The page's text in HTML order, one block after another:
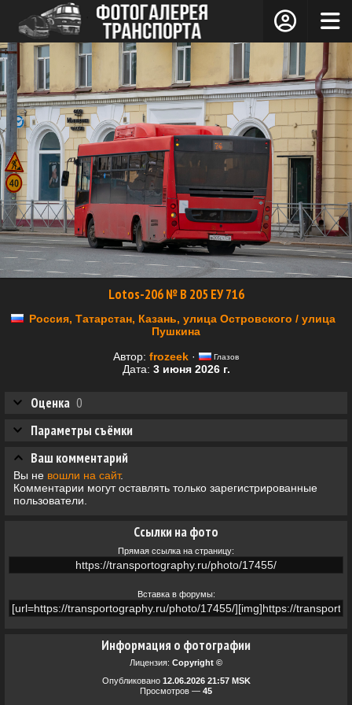
Lotos-206 № В 205 ЕУ 716
Россия, Татарстан, Казань, улица Островского / улица
Пушкина
Автор: frozeek · Глазов
Дата: 3 июня 2026 г.
Информация о фотографии
Лицензия: Copyright ©
Опубликовано 12.06.2026 21:57 MSK
Просмотров — 45
Оценка 0
Ссылки на фото
Прямая ссылка на страницу:
Вставка в форумы:
Параметры съёмки
Ваш комментарий
Вы не вошли на сайт.
Комментарии могут оставлять только зарегистрированные
пользователи.